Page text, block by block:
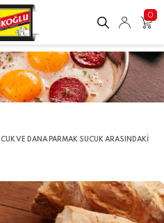
0
VE DANA PARMAK SUCUK ARASINDAKI